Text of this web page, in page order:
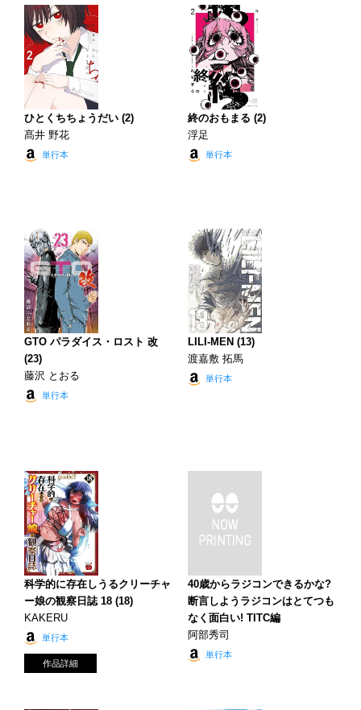
ひとくちちょうだい (2)
髙井 野花
単行本
終のおもまる (2)
浮足
単行本
GTO パラダイス・ロスト 改
(23)
藤沢 とおる
単行本
LILI-MEN (13)
渡嘉敷 拓馬
単行本
科学的に存在しうるクリーチャ
ー娘の観察日誌 18 (18)
KAKERU
単行本
作品詳細
40歳からラジコンできるかな?
断言しようラジコンはとてつも
なく面白い! TITC編
阿部秀司
単行本